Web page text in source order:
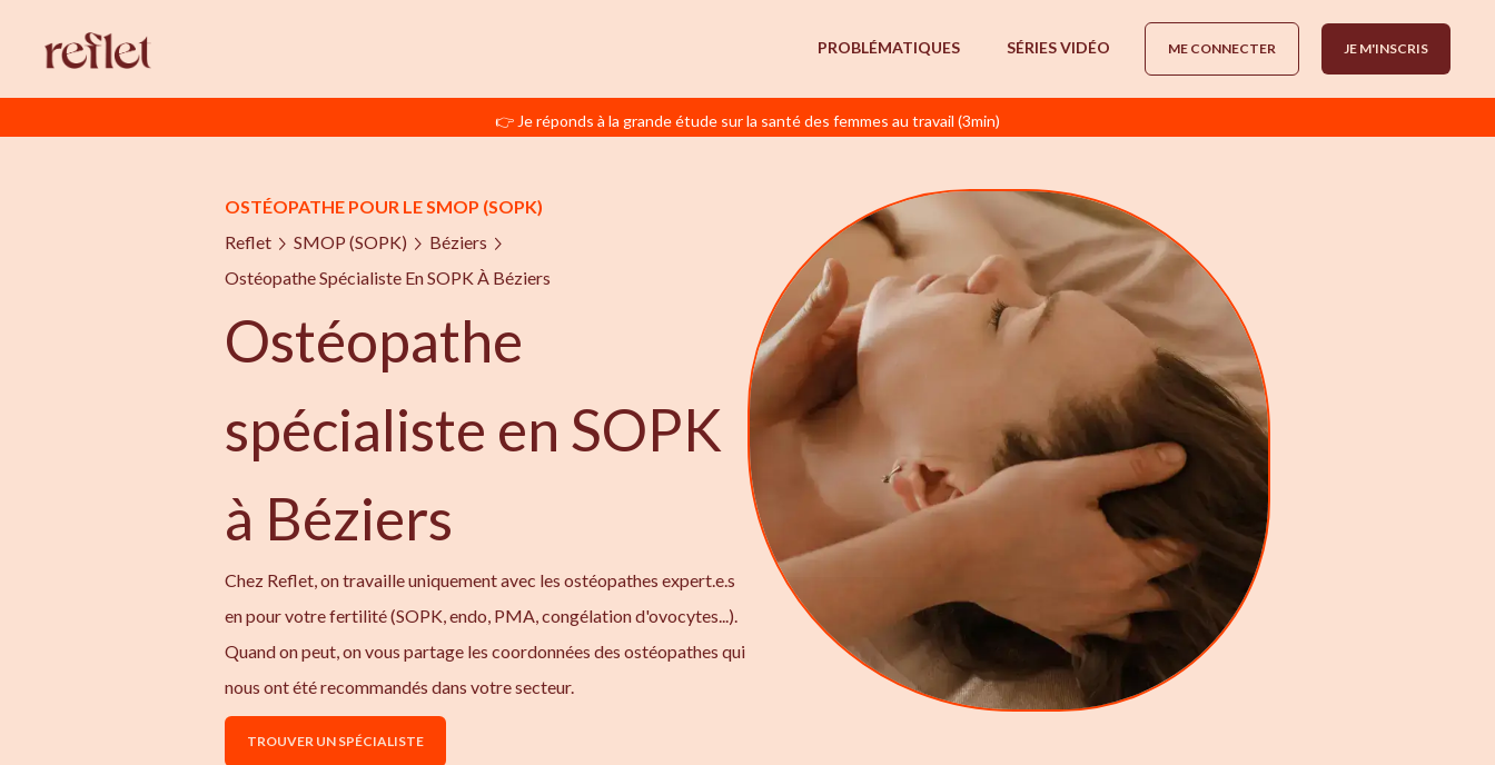
PROBLÉMATIQUES SÉRIES VIDÉO ME CONNECTER JE M'INSCRIS
👉 Je réponds à la grande étude sur la santé des femmes au travail (3min)
OSTÉOPATHE POUR LE SMOP (SOPK)
Reflet
SMOP (SOPK)
Béziers
Ostéopathe Spécialiste En SOPK À Béziers
Ostéopathe
spécialiste en SOPK
à Béziers
Chez Reflet, on travaille uniquement avec les ostéopathes expert.e.s
en pour votre fertilité (SOPK, endo, PMA, congélation d'ovocytes...).
Quand on peut, on vous partage les coordonnées des ostéopathes qui
nous ont été recommandés dans votre secteur.
TROUVER UN SPÉCIALISTE